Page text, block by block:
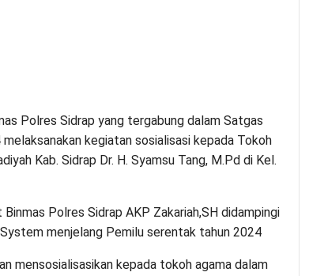
Polres Sidrap yang tergabung dalam Satgas
kegiatan sosialisasi kepada Tokoh
Kab. Sidrap Dr. H. Syamsu Tang, M.Pd di Kel.
Polres Sidrap AKP Zakariah,SH didampingi
menjelang Pemilu serentak tahun 2024
mensosialisasikan kepada tokoh agama dalam